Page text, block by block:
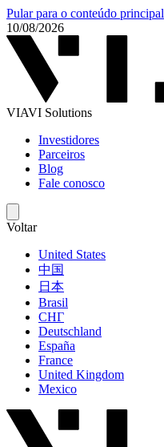
Pular para o conteúdo principal
10/08/2026
VIAVI Solutions
Investidores
Parceiros
Blog
Fale conosco
Voltar
United States
中国
日本
Brasil
СНГ
Deutschland
España
France
United Kingdom
Mexico